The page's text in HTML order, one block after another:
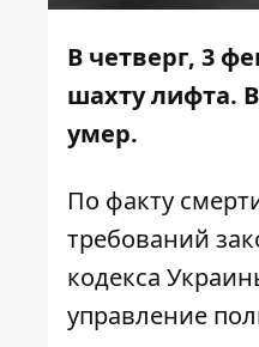
В четверг, 3
шахту лифта.
умер.
По факту
требований
кодекса
управление